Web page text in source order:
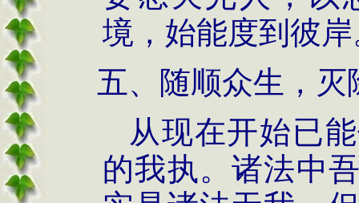
境，始能度到彼
五、随顺众生，灭
从现在开始已
的我执。诸法中